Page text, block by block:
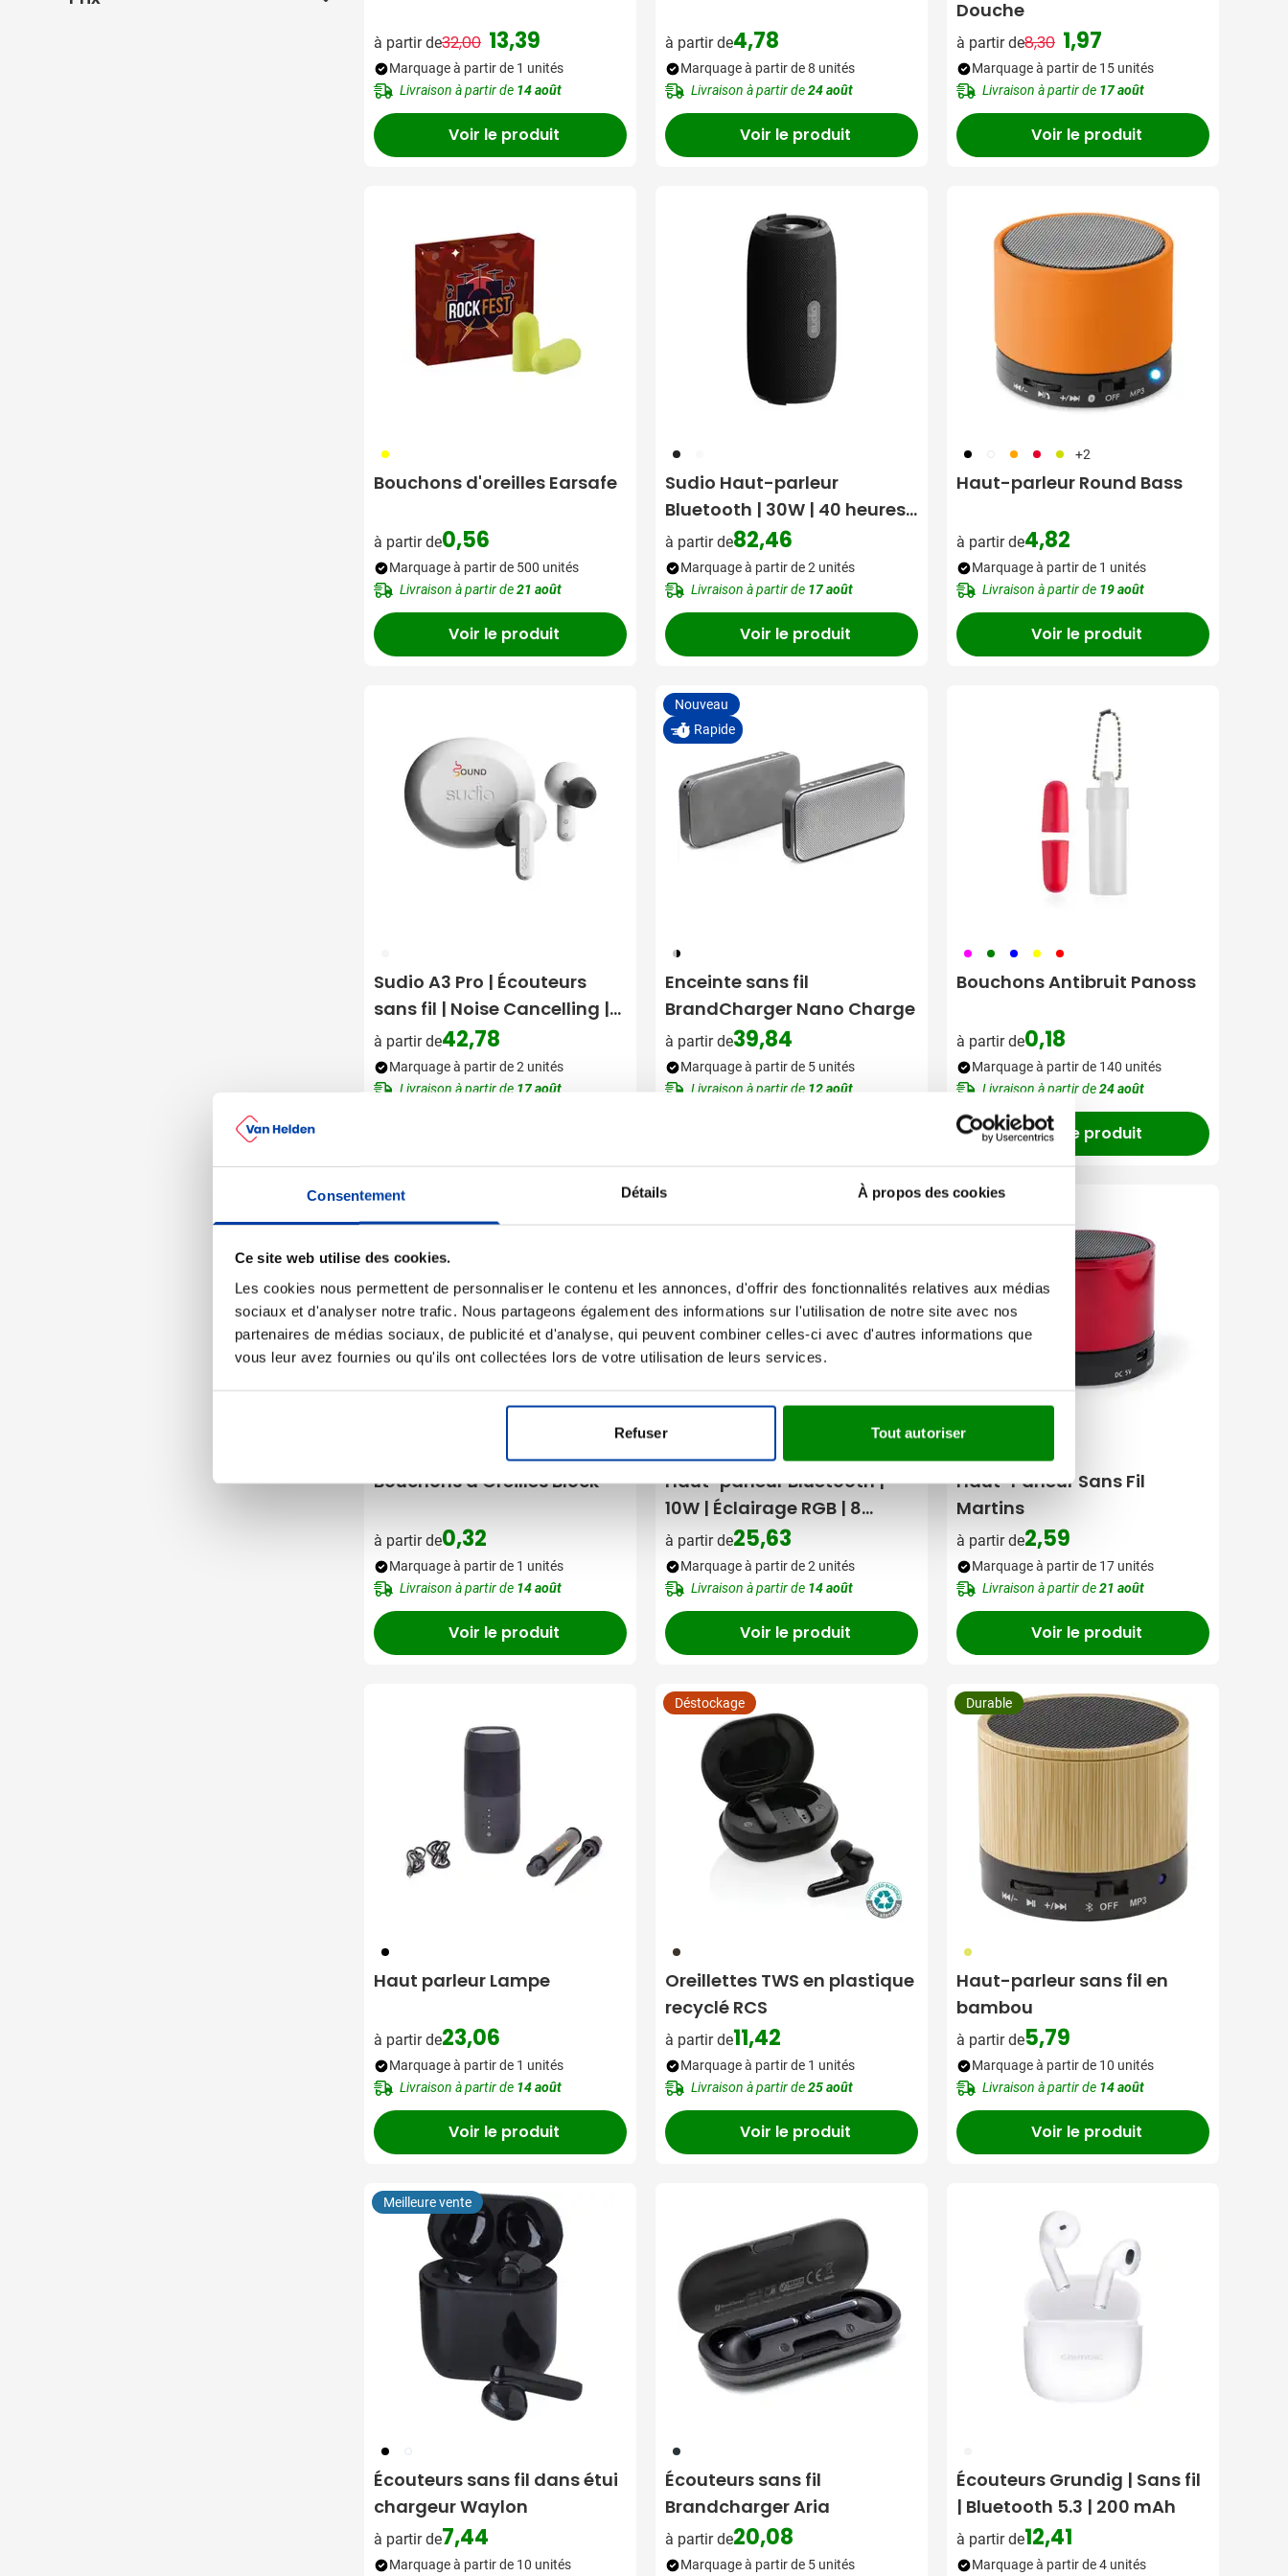
Consentement Détails À propos des cookies
Ce site web utilise des cookies.
Les cookies nous permettent de personnaliser le contenu et les annonces, d'offrir des fonctionnalités relatives aux médias
sociaux et d'analyser notre trafic. Nous partageons également des informations sur l'utilisation de notre site avec nos
partenaires de médias sociaux, de publicité et d'analyse, qui peuvent combiner celles-ci avec d'autres informations que
vous leur avez fournies ou qu'ils ont collectées lors de votre utilisation de leurs services.
Refuser Tout autoriser
à partir de
Prix normal
32,00 13,39
Marquage à partir de 1 unités
Livraison à partir de 14 août
Voir le produit
à partir de4,78
Marquage à partir de 8 unités
Livraison à partir de24 août
Voir le produit
Douche
à partir de
Prix normal
8,30 1,97
Marquage à partir de 15 unités
Livraison à partir de 17 août
Voir le produit
006
Bouchons d'oreilles Earsafe
à partir de0,56
Marquage à partir de 500 unités
Livraison à partir de21 août
Voir le produit
001
Sudio Haut-parleur
Bluetooth | 30W | 40 heures |
Étanche
à partir de82,46
Marquage à partir de 2 unités
Livraison à partir de 17 août
Voir le produit
001 002 007 008 019 +2
Haut-parleur Round Bass
à partir de4,82
Marquage à partir de 1 unités
Livraison à partir de 19 août
Voir le produit
Sudio A3 Pro | Écouteurs
sans fil | Noise Cancelling |
25 heures
à partir de42,78
Marquage à partir de 2 unités
Livraison à partir de 17 août
050
Enceinte sans fil
BrandCharger Nano Charge
à partir de39,84
Nouveau
Rapide
Marquage à partir de 5 unités
Livraison à partir de 12 août
046 004 005 006 008
Bouchons Antibruit Panoss
à partir de0,18
Marquage à partir de 140 unités
Livraison à partir de24 août
Voir le produit
Bouchons d'Oreilles Block
à partir de0,32
Marquage à partir de 1 unités
Livraison à partir de 14 août
Voir le produit
Haut-parleur Bluetooth |
10W | Éclairage RGB | 8
couleurs
à partir de25,63
Marquage à partir de 2 unités
Livraison à partir de 14 août
Voir le produit
Haut-Parleur Sans Fil
Martins
à partir de2,59
Marquage à partir de 17 unités
Livraison à partir de21 août
Voir le produit
001
Haut parleur Lampe
à partir de23,06
Marquage à partir de 1 unités
Livraison à partir de 14 août
Voir le produit
001
Oreillettes TWS en plastique
recyclé RCS
à partir de11,42
Déstockage
Marquage à partir de 1 unités
Livraison à partir de25 août
Voir le produit
823
Haut-parleur sans fil en
bambou
à partir de5,79
Durable
Marquage à partir de 10 unités
Livraison à partir de 14 août
Voir le produit
001 002
Écouteurs sans fil dans étui
chargeur Waylon
à partir de7,44
Meilleure vente
Marquage à partir de 10 unités
411
Écouteurs sans fil
Brandcharger Aria
à partir de20,08
Marquage à partir de 5 unités
Écouteurs Grundig | Sans fil
| Bluetooth 5.3 | 200 mAh
à partir de12,41
Marquage à partir de 4 unités